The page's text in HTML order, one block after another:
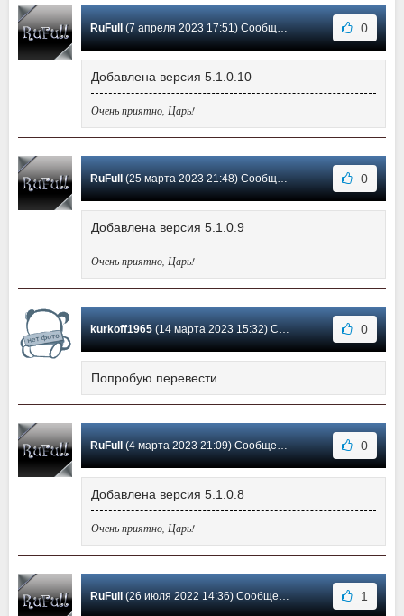
RuFull(7 апреля 2023 17:51) Сообщение #17 0
Добавлена версия 5.1.0.10
Очень приятно, Царь!
RuFull(25 марта 2023 21:48) Сообщение #16 0
Добавлена версия 5.1.0.9
Очень приятно, Царь!
kurkoff1965(14 марта 2023 15:32) Сообщение #15 0
Попробую перевести...
RuFull(4 марта 2023 21:09) Сообщение #14 0
Добавлена версия 5.1.0.8
Очень приятно, Царь!
RuFull(26 июля 2022 14:36) Сообщение #13 1